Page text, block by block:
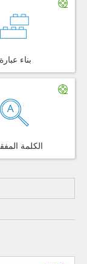
بناء عبارة
الكلمة